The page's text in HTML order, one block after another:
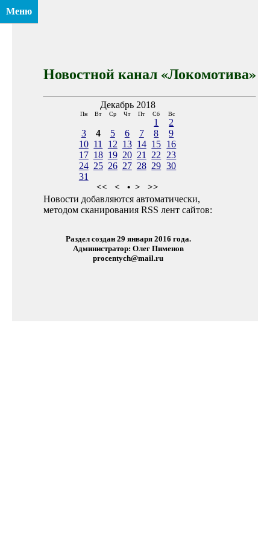
Меню
Новостной канал «Локомотива»
Декабрь 2018
Пн Вт Ср Чт Пт Сб Вс
1
2
3
4 5 6 7 8
9
10 11 12 13 14 15 16
17 18 19 20 21 22
23
24 25 26 27 28 29 30
31
<< < • > >>
Новости добавляются автоматически,
методом сканирования RSS лент сайтов:
Раздел создан 29 января 2016 года.
Администратор: Олег Пименов
procentych@mail.ru